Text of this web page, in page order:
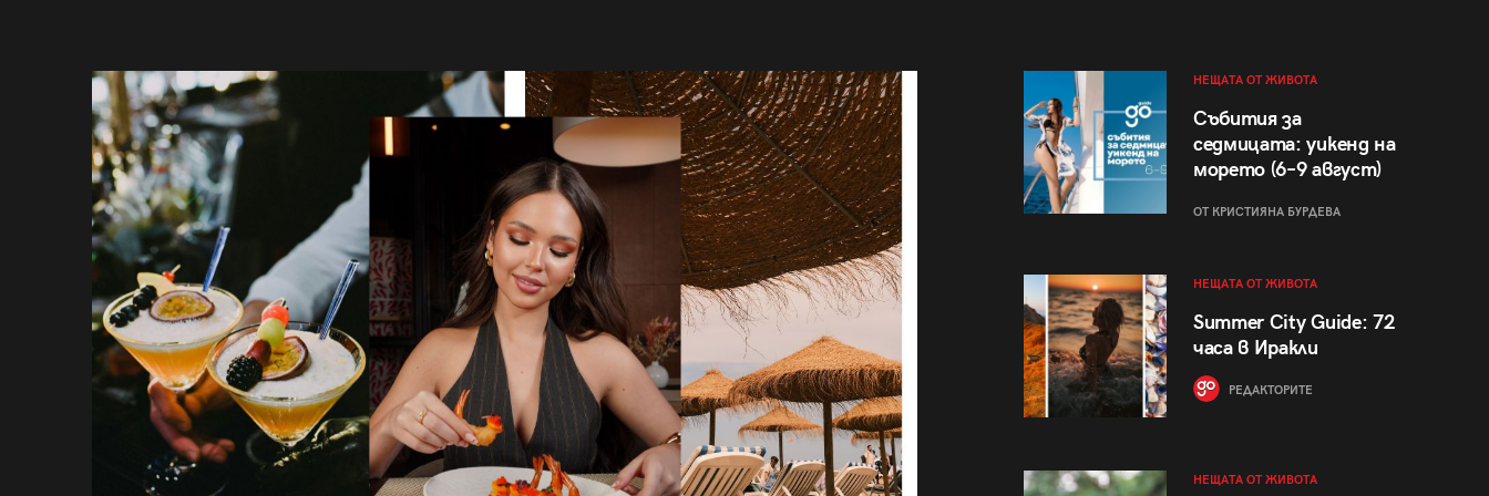
НЕЩАТА ОТ ЖИВОТА
Събития за
седмицата: уикенд на
морето (6–9 август)
ОТ КРИСТИЯНА БУРДЕВА
НЕЩАТА ОТ ЖИВОТА
Summer City Guide: 72
часа в Иракли
РЕДАКТОРИТЕ
НЕЩАТА ОТ ЖИВОТА